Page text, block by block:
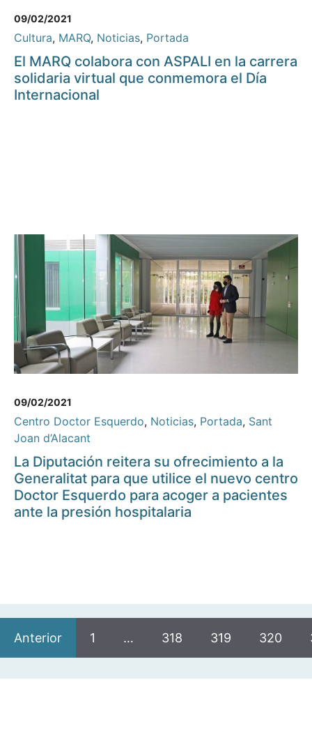
09/02/2021
Cultura, MARQ, Noticias, Portada
El MARQ colabora con ASPALI en la carrera
solidaria virtual que conmemora el Día
Internacional
09/02/2021
Centro Doctor Esquerdo, Noticias, Portada, Sant
Joan d’Alacant
La Diputación reitera su ofrecimiento a la
Generalitat para que utilice el nuevo centro
Doctor Esquerdo para acoger a pacientes
ante la presión hospitalaria
Anterior 1 … 318 319 320